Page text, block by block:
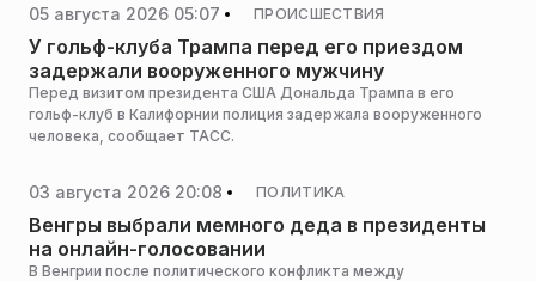
05 августа 2026 05:07 ПРОИСШЕСТВИЯ
У гольф-клуба Трампа перед его приездом
задержали вооруженного мужчину
Перед визитом президента США Дональда Трампа в его
гольф-клуб в Калифорнии полиция задержала вооруженного
человека, сообщает ТАСС.
03 августа 2026 20:08 ПОЛИТИКА
Венгры выбрали мемного деда в президенты
на онлайн-голосовании
В Венгрии после политического конфликта между